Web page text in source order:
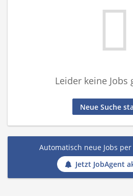
Leider keine Jobs
Neue Suche
Automatisch neue Jobs
Jetzt JobAgent